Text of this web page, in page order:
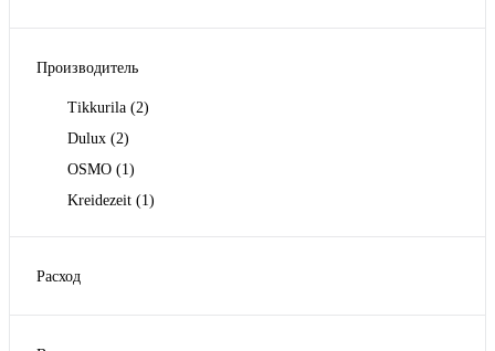
Производитель
Tikkurila (2)
Dulux (2)
OSMO (1)
Kreidezeit (1)
Расход